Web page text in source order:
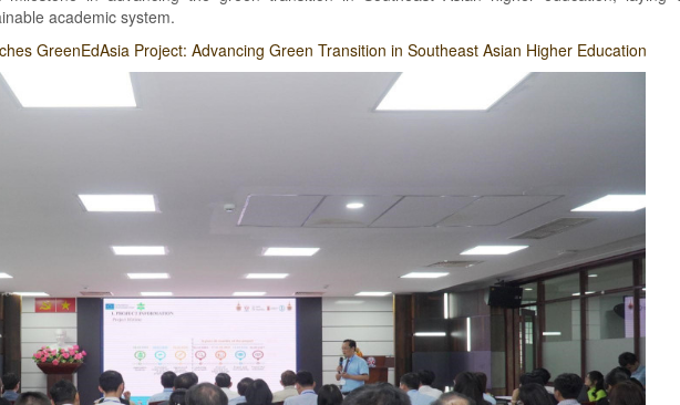
academic system.
GreenEdAsia Project: Advancing Green Transition in Southeast Asian Higher Education